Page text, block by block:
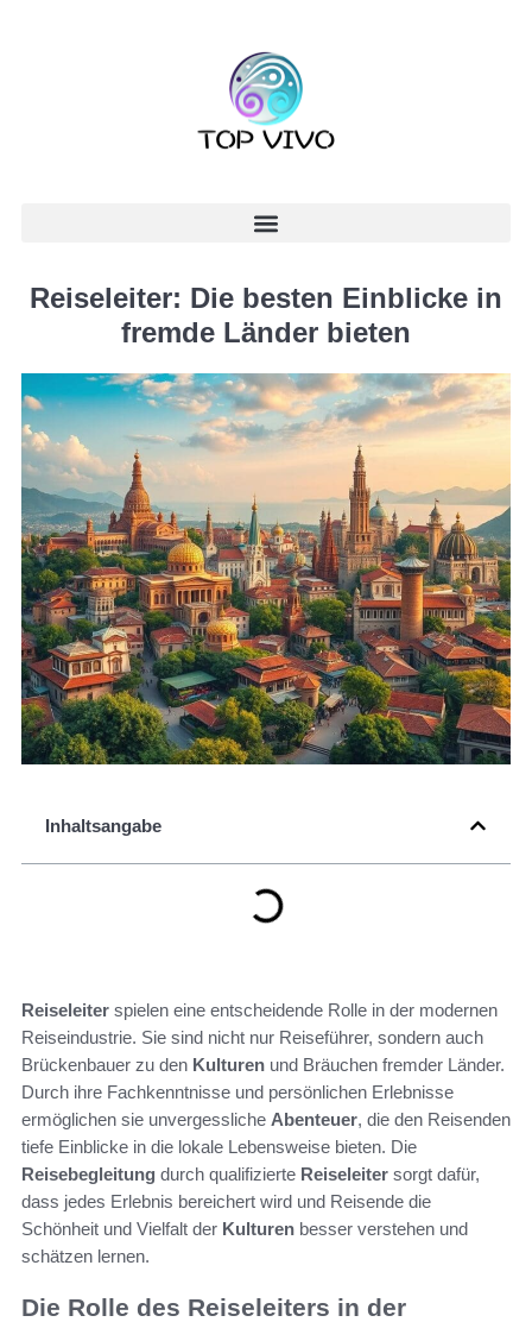
Reiseleiter: Die besten Einblicke in
fremde Länder bieten
Inhaltsangabe
Reiseleiter spielen eine entscheidende Rolle in der modernen
Reiseindustrie. Sie sind nicht nur Reiseführer, sondern auch
Brückenbauer zu den Kulturen und Bräuchen fremder Länder.
Durch ihre Fachkenntnisse und persönlichen Erlebnisse
ermöglichen sie unvergessliche Abenteuer, die den Reisenden
tiefe Einblicke in die lokale Lebensweise bieten. Die
Reisebegleitung durch qualifizierte Reiseleiter sorgt dafür,
dass jedes Erlebnis bereichert wird und Reisende die
Schönheit und Vielfalt der Kulturen besser verstehen und
schätzen lernen.
Die Rolle des Reiseleiters in der